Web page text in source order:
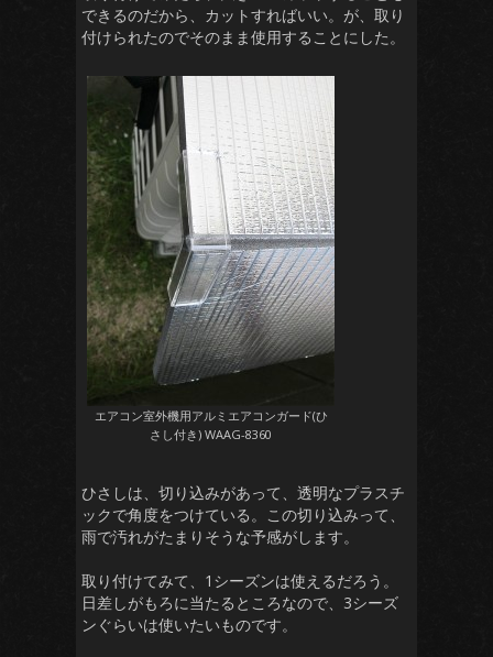
できるのだから、カットすればいい。が、取り
付けられたのでそのまま使用することにした。
エアコン室外機用アルミエアコンガード(ひ
さし付き) WAAG-8360
ひさしは、切り込みがあって、透明なプラスチ
ックで角度をつけている。この切り込みって、
雨で汚れがたまりそうな予感がします。
取り付けてみて、1シーズンは使えるだろう。
日差しがもろに当たるところなので、3シーズ
ンぐらいは使いたいものです。